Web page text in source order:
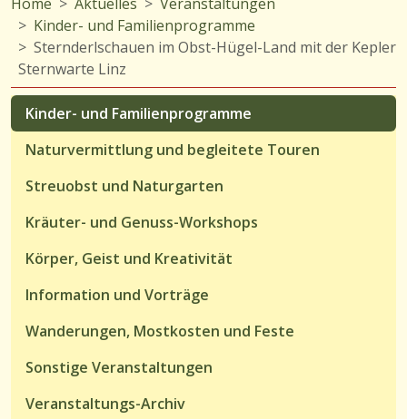
Kinder- und Familienprogramme
Sternderlschauen im Obst-Hügel-Land mit der Kepler
Sternwarte Linz
Kinder- und Familienprogramme
Naturvermittlung und begleitete Touren
Streuobst und Naturgarten
Kräuter- und Genuss-Workshops
Körper, Geist und Kreativität
Information und Vorträge
Wanderungen, Mostkosten und Feste
Sonstige Veranstaltungen
Veranstaltungs-Archiv